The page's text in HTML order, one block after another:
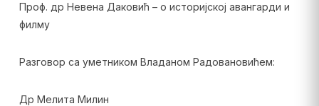
Проф. др Невена Даковић – о историјској авангарди и
филму
Разговор са уметником Владаном Радовановићем:
Др Мелита Милин